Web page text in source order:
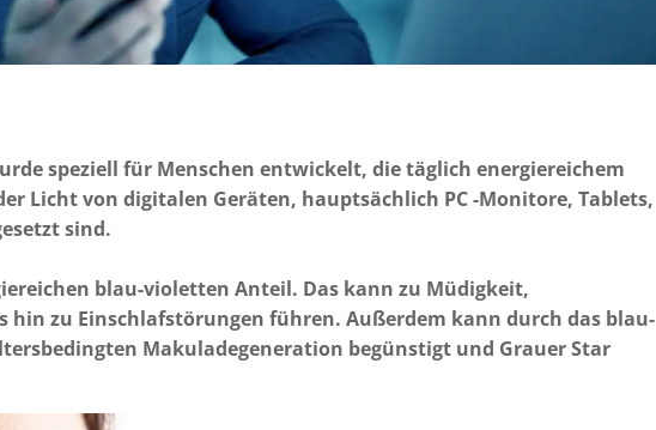
speziell für Menschen entwickelt, die täglich energiereichem
Licht von digitalen Geräten, hauptsächlich PC -Monitore, Tablets,
sind.
blau-violetten Anteil. Das kann zu Müdigkeit,
hin zu Einschlafstörungen führen. Außerdem kann durch das blau-
Makuladegeneration begünstigt und Grauer Star